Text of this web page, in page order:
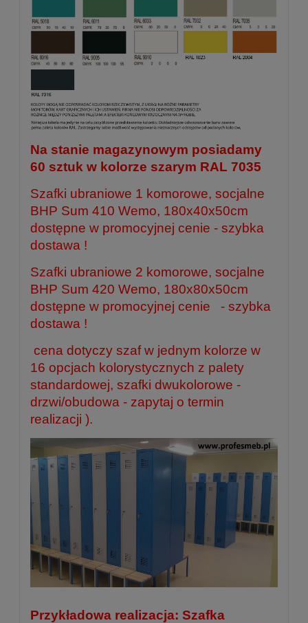
Na stanie magazynowym posiadamy
60 sztuk w kolorze szarym RAL 7035
Szafki ubraniowe 1 komorowe, socjalne
BHP Sum 410 Wemo, 180x40x50cm
dostępne w promocyjnej cenie - szybka
dostawa !
Szafki ubraniowe 2 komorowe, socjalne
BHP Sum 420 Wemo, 180x80x50cm
dostępne w promocyjnej cenie
- szybka
dostawa !
cena dotyczy szaf w jednym kolorze w
16 opcjach kolorystycznych z palety
standardowej, szafki dwukolorowe -
drzwi/obudowa - zapytaj o termin
realizacji ).
Przykładowa realizacja: Szafka